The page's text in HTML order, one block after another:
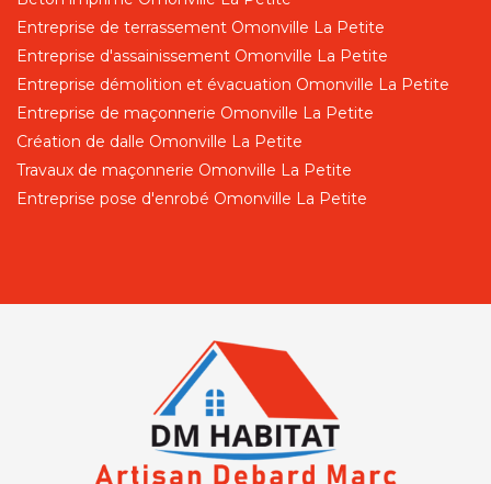
Entreprise de terrassement Omonville La Petite
Entreprise d'assainissement Omonville La Petite
Entreprise démolition et évacuation Omonville La Petite
Entreprise de maçonnerie Omonville La Petite
Création de dalle Omonville La Petite
Travaux de maçonnerie Omonville La Petite
Entreprise pose d'enrobé Omonville La Petite